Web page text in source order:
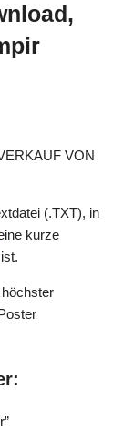
VON
(.TXT), in
kurze